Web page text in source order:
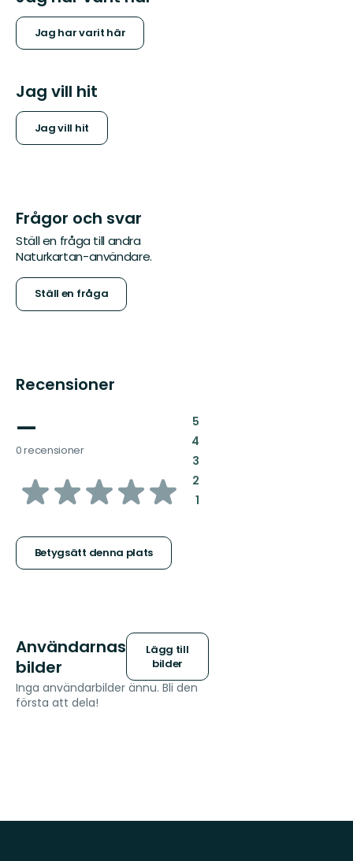
Jag har varit här
Jag vill hit
Jag vill hit
Frågor och svar
Ställ en fråga till andra
Naturkartan-användare.
Ställ en fråga
Recensioner
—
0 recensioner
av
stjärnor
Betygsätt denna plats
5:
4:
3:
2:
1:
Användarnas
bilder
Lägg till
bilder
Inga användarbilder ännu. Bli den
första att dela!